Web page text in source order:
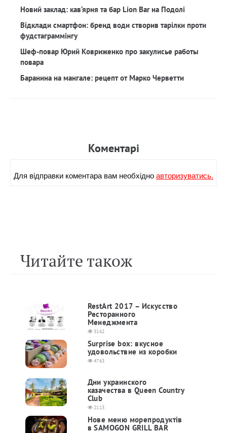
Новий заклад: кав‘ярня та бар Lion Bar на Подолі
Відклади смартфон: бренд води створив тарілки проти
фудстаграммінгу
Шеф-повар Юрий Ковриженко про закулисье работы
повара
Баранина на мангале: рецепт от Марко Черветти
Коментарi
Для вiдправки коментара вам необхiдноавторизуватись.
Читайте також
RestArt 2017 – Искусство
Ресторанного
Менеджмента
3162
Surprise box: вкусное
удовольствие из коробки
4763
Дни украинского
казачества в Queen Country
Club
2113
Нове меню морепродуктiв
в SAMOGON GRILL BAR